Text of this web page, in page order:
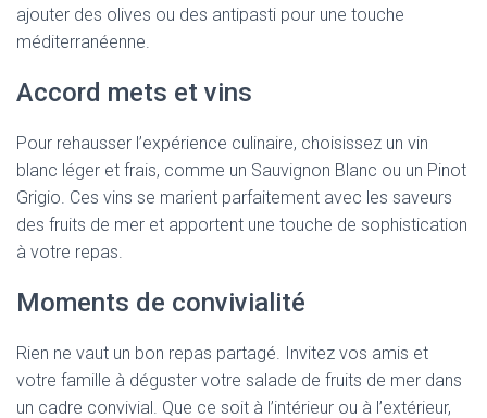
ajouter des olives ou des antipasti pour une touche
méditerranéenne.
Accord mets et vins
Pour rehausser l’expérience culinaire, choisissez un vin
blanc léger et frais, comme un Sauvignon Blanc ou un Pinot
Grigio. Ces vins se marient parfaitement avec les saveurs
des fruits de mer et apportent une touche de sophistication
à votre repas.
Moments de convivialité
Rien ne vaut un bon repas partagé. Invitez vos amis et
votre famille à déguster votre salade de fruits de mer dans
un cadre convivial. Que ce soit à l’intérieur ou à l’extérieur,